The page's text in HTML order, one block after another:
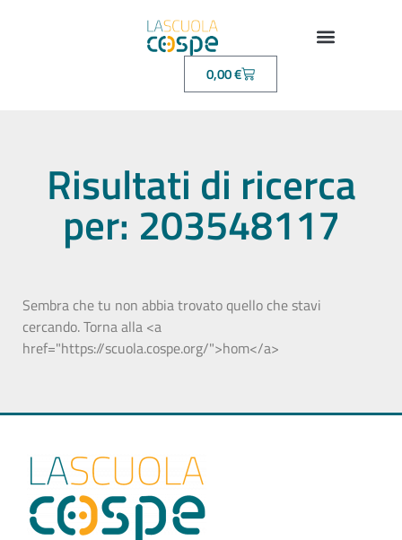
0,00€
Risultati di ricerca
per: 203548117
Sembra che tu non abbia trovato quello che stavi
cercando. Torna alla <a
href="https://scuola.cospe.org/">hom</a>